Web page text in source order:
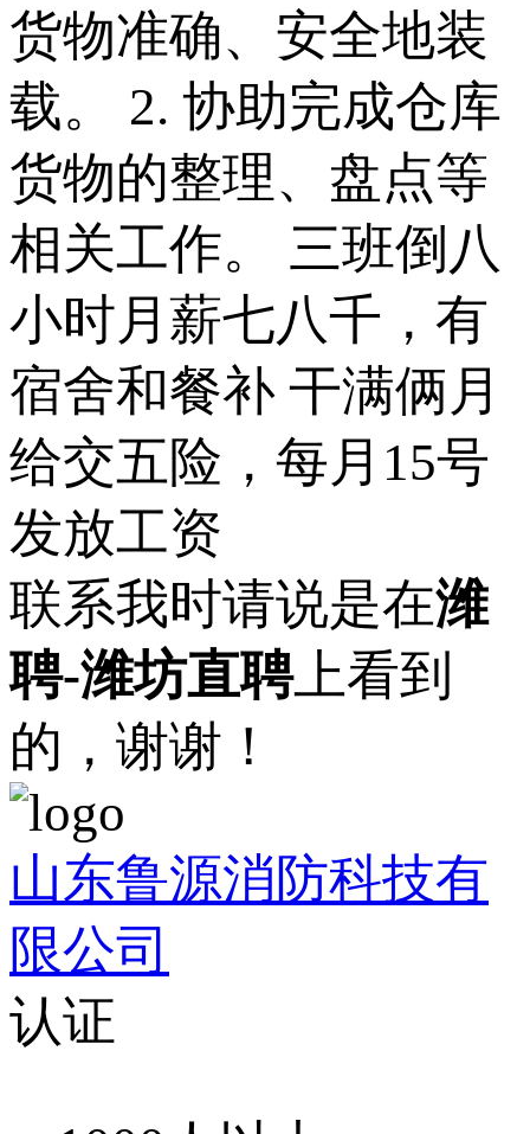
货物准确、安全地装
载。 2. 协助完成仓库
货物的整理、盘点等
相关工作。 三班倒八
小时月薪七八千，有
宿舍和餐补 干满俩月
给交五险，每月15号
发放工资
联系我时请说是在潍
聘-潍坊直聘上看到
的，谢谢！
山东鲁源消防科技有
限公司
认证